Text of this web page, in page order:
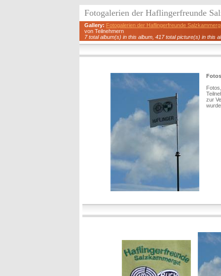
Fotogalerien der Haflingerfreunde
Gallery: Fotogalerien der Haflingerfreunde
von Teilnehmern
7 total album(s) in this album, 417 total picture(s) in this
zur